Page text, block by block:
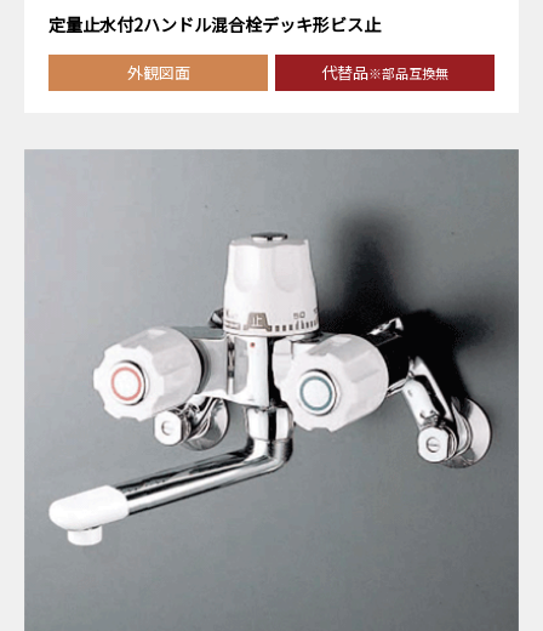
定量止水付2ハンドル混合栓デッキ形ビス止
外観図面 代替品※部品互換無